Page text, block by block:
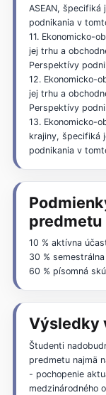
ASEAN,
podnikania v
11. Ekonomicko-
jej trhu a
Perspektívy
12. Ekonomicko-
jej trhu a
Perspektívy
13. Ekonomicko-
krajiny, špecifiká
podnikania v
predmetu
10 % aktívna
30 %
60 % písomná
Výsledky
Študenti
predmetu najmä
- pochopenie
medzinárodného